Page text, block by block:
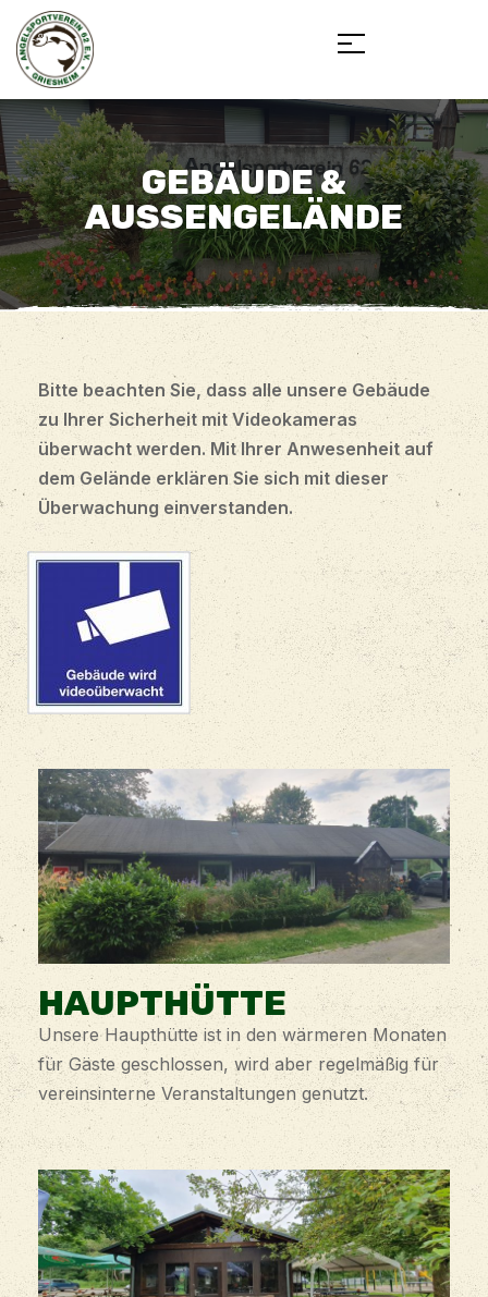
GEBÄUDE &
AUSSENGELÄNDE
Bitte beachten Sie, dass alle unsere Gebäude
zu Ihrer Sicherheit mit Videokameras
überwacht werden. Mit Ihrer Anwesenheit auf
dem Gelände erklären Sie sich mit dieser
Überwachung einverstanden.
HAUPTHÜTTE
Unsere Haupthütte ist in den wärmeren Monaten
für Gäste geschlossen, wird aber regelmäßig für
vereinsinterne Veranstaltungen genutzt.